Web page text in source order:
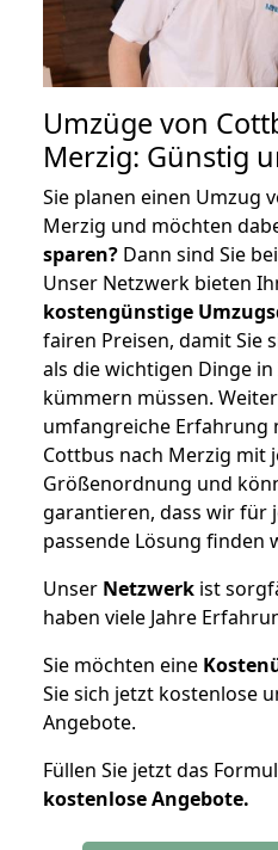
Umzüge von
Merzig: Günstig
Sie planen einen Umzug
Merzig und möchten
sparen? Dann sind Sie
Unser Netzwerk bieten
kostengünstige
fairen Preisen, damit Sie
als die wichtigen Dinge
kümmern müssen.
umfangreiche Erfahrung
Cottbus nach Merzig mit
Größenordnung und
garantieren, dass wir für
passende Lösung finden
Unser Netzwerk ist
haben viele Jahre
Sie möchten eine
Sie sich jetzt kostenlose
Angebote.
Füllen Sie jetzt das
kostenloseAngebote.